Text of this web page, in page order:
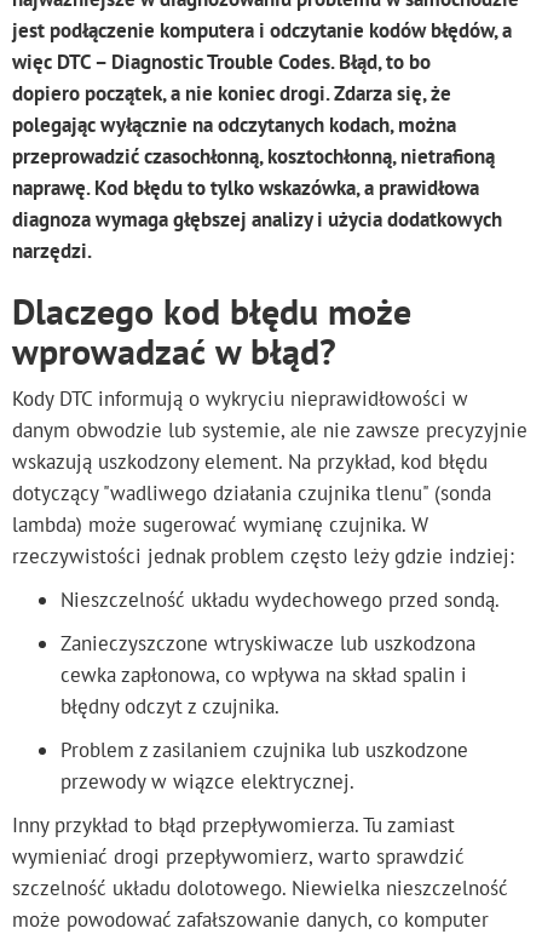
jest podłączenie komputera i odczytanie kodów błędów, a
więc DTC – Diagnostic Trouble Codes. Błąd, to bo
dopiero początek, a nie koniec drogi. Zdarza się, że
polegając wyłącznie na odczytanych kodach, można
przeprowadzić czasochłonną, kosztochłonną, nietrafioną
naprawę. Kod błędu to tylko wskazówka, a prawidłowa
diagnoza wymaga głębszej analizy i użycia dodatkowych
narzędzi.
Dlaczego kod błędu może
wprowadzać w błąd?
Kody DTC informują o wykryciu nieprawidłowości w
danym obwodzie lub systemie, ale nie zawsze precyzyjnie
wskazują uszkodzony element. Na przykład, kod błędu
dotyczący "wadliwego działania czujnika tlenu" (sonda
lambda) może sugerować wymianę czujnika. W
rzeczywistości jednak problem często leży gdzie indziej:
Nieszczelność układu wydechowego przed sondą.
Zanieczyszczone wtryskiwacze lub uszkodzona
cewka zapłonowa, co wpływa na skład spalin i
błędny odczyt z czujnika.
Problem z zasilaniem czujnika lub uszkodzone
przewody w wiązce elektrycznej.
Inny przykład to błąd przepływomierza. Tu zamiast
wymieniać drogi przepływomierz, warto sprawdzić
szczelność układu dolotowego. Niewielka nieszczelność
może powodować zafałszowanie danych, co komputer